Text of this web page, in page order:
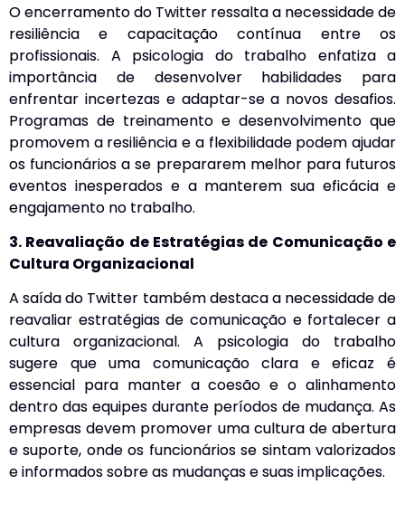
O encerramento do Twitter ressalta a necessidade de
resiliência e capacitação contínua entre os
profissionais. A psicologia do trabalho enfatiza a
importância de desenvolver habilidades para
enfrentar incertezas e adaptar-se a novos desafios.
Programas de treinamento e desenvolvimento que
promovem a resiliência e a flexibilidade podem ajudar
os funcionários a se prepararem melhor para futuros
eventos inesperados e a manterem sua eficácia e
engajamento no trabalho.
3. Reavaliação de Estratégias de Comunicação e
Cultura Organizacional
A saída do Twitter também destaca a necessidade de
reavaliar estratégias de comunicação e fortalecer a
cultura organizacional. A psicologia do trabalho
sugere que uma comunicação clara e eficaz é
essencial para manter a coesão e o alinhamento
dentro das equipes durante períodos de mudança. As
empresas devem promover uma cultura de abertura
e suporte, onde os funcionários se sintam valorizados
e informados sobre as mudanças e suas implicações.